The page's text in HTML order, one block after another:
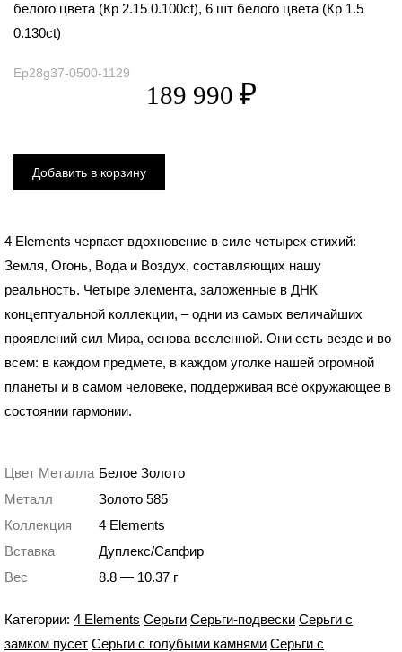
белого цвета (Кр 2.15 0.100ct), 6 шт белого цвета (Кр 1.5
0.130ct)
Ep28g37-0500-1129
4 Elements черпает вдохновение в силе четырех стихий:
Земля, Огонь, Вода и Воздух, составляющих нашу
реальность. Четыре элемента, заложенные в ДНК
концептуальной коллекции, – одни из самых величайших
проявлений сил Мира, основа вселенной. Они есть везде и во
всем: в каждом предмете, в каждом уголке нашей огромной
планеты и в самом человеке, поддерживая всё окружающее в
состоянии гармонии.
Цвет Металла Белое Золото
Металл
Золото 585
Коллекция
4 Elements
Вставка
Дуплекс/Сапфир
Вес
8.8 — 10.37 г
Категории: 4 Elements Серьги Серьги-подвески Серьги с
замком пусет Серьги с голубыми камнями Серьги с